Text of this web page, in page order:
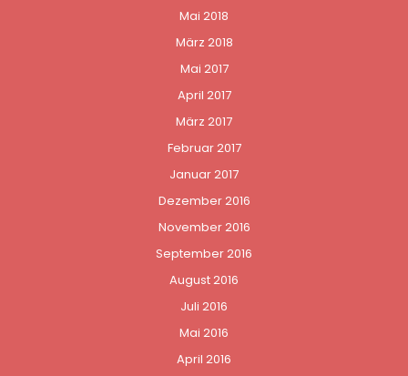
Mai 2018
März 2018
Mai 2017
April 2017
März 2017
Februar 2017
Januar 2017
Dezember 2016
November 2016
September 2016
August 2016
Juli 2016
Mai 2016
April 2016